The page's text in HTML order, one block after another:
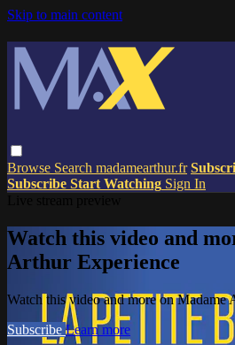
Skip to main content
Browse Search madamearthur.fr
Subscribe Start Watching Sign In
Watch this video and
Arthur Experience
Watch this video and more on Madame
Subscribe Learn more